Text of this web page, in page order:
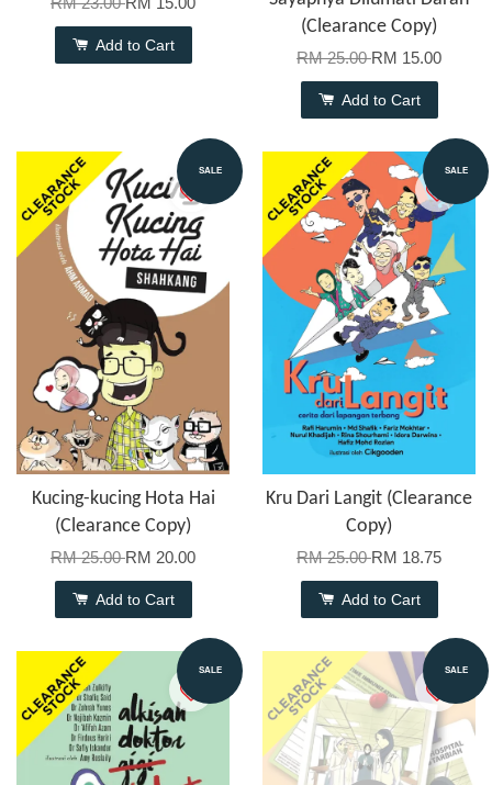
Add to Cart
(Clearance Copy)
RM 25.00RM 15.00
Add to Cart
SALE
Kucing-kucing Hota Hai
(Clearance Copy)
RM 25.00RM 20.00
Add to Cart
SALE
Kru Dari Langit (Clearance
Copy)
RM 25.00RM 18.75
Add to Cart
SALE SALE